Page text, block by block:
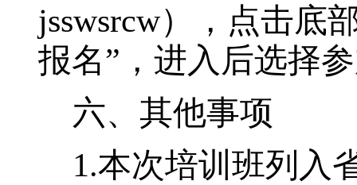
jsswsrcw），点击底
报名” ，进入后选择
六、其他事项
1.本次培训班列入